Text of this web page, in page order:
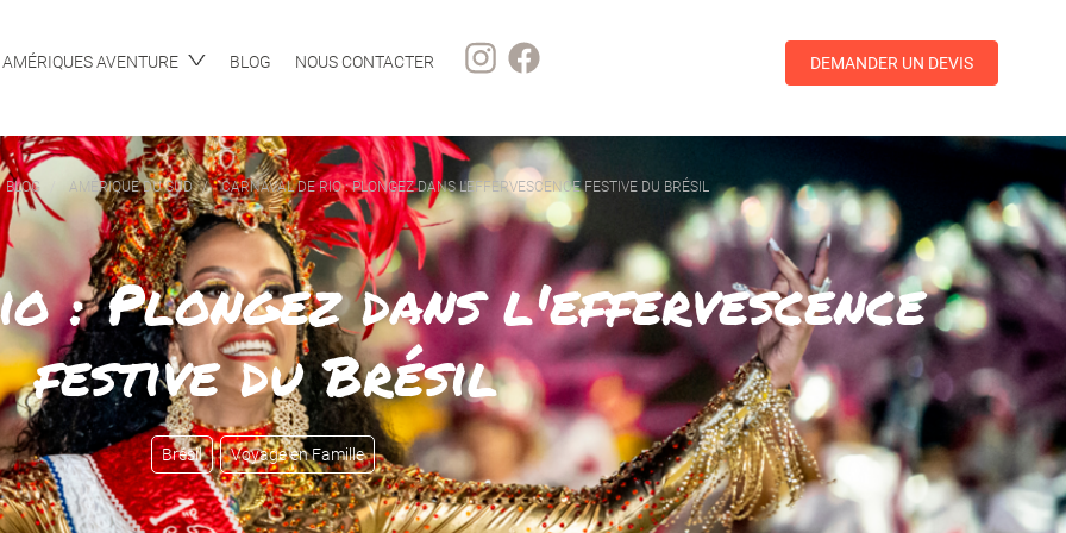
AMÉRIQUES AVENTURE BLOG NOUS CONTACTER DEMANDER UN DEVIS
BLOG AMÉRIQUE DU SUD CARNAVAL DE RIO : PLONGEZ DANS L'EFFERVESCENCE FESTIVE DU BRÉSIL
: Plongez dans l'effervescence
festive du Brésil
Brésil Voyage en Famille